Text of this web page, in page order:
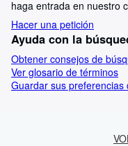
haga entrada en nuestro
Hacer una petición
Ayuda con la
Obtener consejos de
Ver glosario de términos
Guardar sus preferencias